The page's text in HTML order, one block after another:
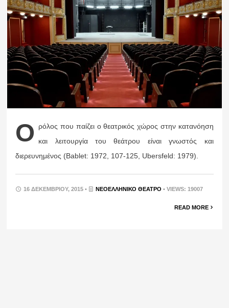
Ο
ρόλος που παίζει ο θεατρικός χώρος στην κατανόηση
και λειτουργία του θεάτρου είναι γνωστός και
διερευνημένος (Bablet: 1972, 107-125, Ubersfeld: 1979).
16 ΔΕΚΕΜΒΡΊΟΥ, 2015 • ΝΕΟΕΛΛΗΝΙΚΌ ΘΈΑΤΡΟ • VIEWS: 19007
READ MORE